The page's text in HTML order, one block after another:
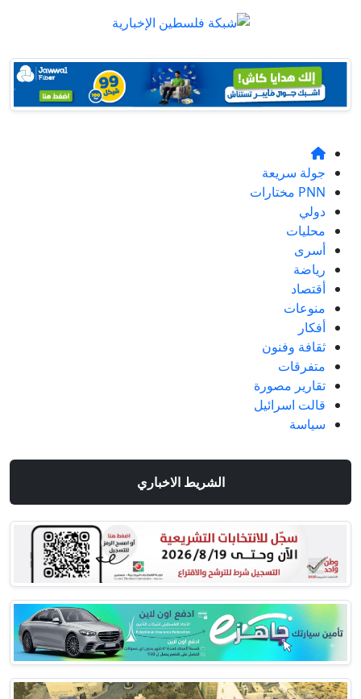
جولة سريعة
PNN مختارات
دولي
محليات
أسرى
رياضة
أقتصاد
منوعات
أفكار
ثقافة وفنون
متفرقات
تقارير مصورة
قالت اسرائيل
سياسة
الشريط الاخباري